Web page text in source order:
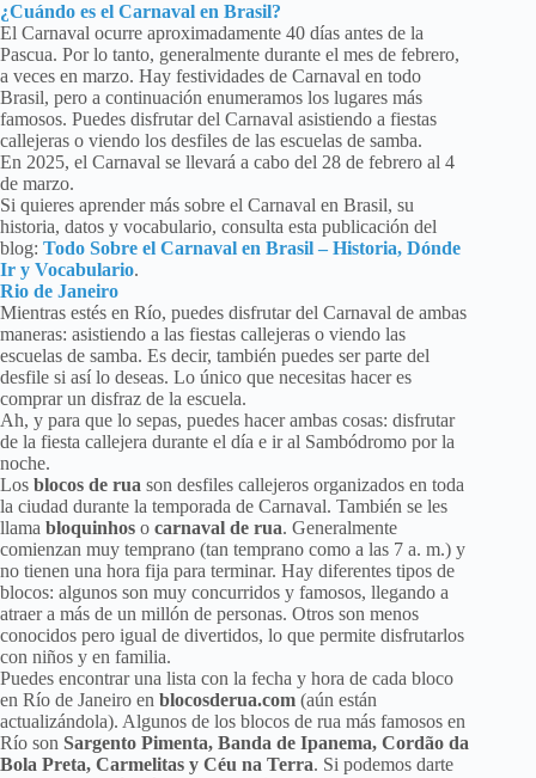
¿Cuándo es el Carnaval en Brasil?
El Carnaval ocurre aproximadamente 40 días antes de la
Pascua. Por lo tanto, generalmente durante el mes de febrero,
a veces en marzo. Hay festividades de Carnaval en todo
Brasil, pero a continuación enumeramos los lugares más
famosos. Puedes disfrutar del Carnaval asistiendo a fiestas
callejeras o viendo los desfiles de las escuelas de samba.
En 2025, el Carnaval se llevará a cabo del 28 de febrero al 4
de marzo.
Si quieres aprender más sobre el Carnaval en Brasil, su
historia, datos y vocabulario, consulta esta publicación del
blog: Todo Sobre el Carnaval en Brasil – Historia, Dónde
Ir y Vocabulario.
Rio de Janeiro
Mientras estés en Río, puedes disfrutar del Carnaval de ambas
maneras: asistiendo a las fiestas callejeras o viendo las
escuelas de samba. Es decir, también puedes ser parte del
desfile si así lo deseas. Lo único que necesitas hacer es
comprar un disfraz de la escuela.
Ah, y para que lo sepas, puedes hacer ambas cosas: disfrutar
de la fiesta callejera durante el día e ir al Sambódromo por la
noche.
Los blocos de rua son desfiles callejeros organizados en toda
la ciudad durante la temporada de Carnaval. También se les
llama bloquinhos o carnaval de rua. Generalmente
comienzan muy temprano (tan temprano como a las 7 a. m.) y
no tienen una hora fija para terminar. Hay diferentes tipos de
blocos: algunos son muy concurridos y famosos, llegando a
atraer a más de un millón de personas. Otros son menos
conocidos pero igual de divertidos, lo que permite disfrutarlos
con niños y en familia.
Puedes encontrar una lista con la fecha y hora de cada bloco
en Río de Janeiro en blocosderua.com (aún están
actualizándola). Algunos de los blocos de rua más famosos en
Río son Sargento Pimenta, Banda de Ipanema, Cordão da
Bola Preta, Carmelitas y Céu na Terra. Si podemos darte